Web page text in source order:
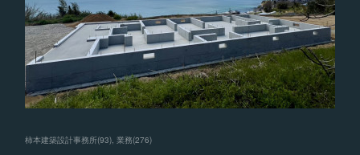
柿本建築設計事務所(93) 業務(276)